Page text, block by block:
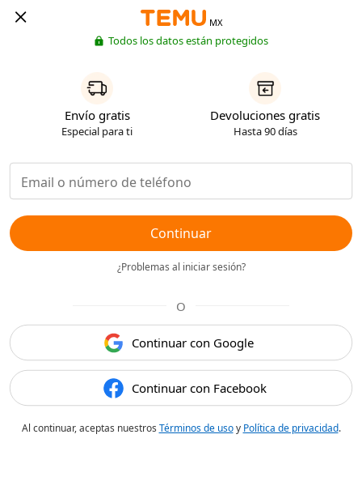
MX
Todos los datos están protegidos
Envío gratis
Especial para ti
Devoluciones gratis
Hasta 90 días
Continuar
¿Problemas al iniciar sesión?
O
Continuar con Google
Continuar con Facebook
Al continuar, aceptas nuestros Términos de usoy Política de privacidad.